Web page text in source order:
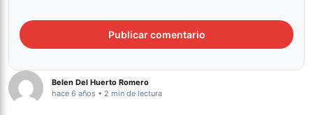
Belen Del Huerto Romero
hace 6 años • 2 min de lectura